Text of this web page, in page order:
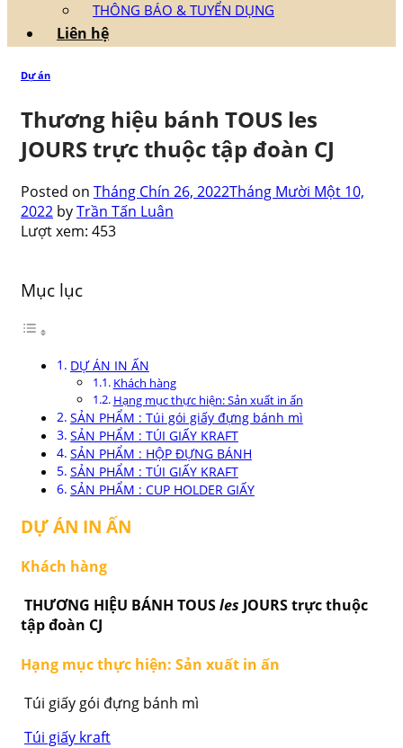
THÔNG BÁO & TUYỂN DỤNG
Liên hệ
Dự án
Thương hiệu bánh TOUS les
JOURS trực thuộc tập đoàn CJ
Posted on Tháng Chín 26, 2022Tháng Mười Một 10,
2022 byTrần Tấn Luân
Lượt xem: 453
Mục lục
DỰ ÁN IN ẤN
Khách hàng
Hạng mục thực hiện: Sản xuất in ấn
SẢN PHẨM : Túi gói giấy đựng bánh mì
SẢN PHẨM : TÚI GIẤY KRAFT
SẢN PHẨM : HỘP ĐỰNG BÁNH
SẢN PHẨM : TÚI GIẤY KRAFT
SẢN PHẨM : CUP HOLDER GIẤY
DỰ ÁN IN ẤN
Khách hàng
THƯƠNG HIỆU BÁNH TOUSles JOURS trực thuộc
tập đoàn CJ
Hạng mục thực hiện: Sản xuất in ấn
Túi giấy gói đựng bánh mì
Túi giấy kraft